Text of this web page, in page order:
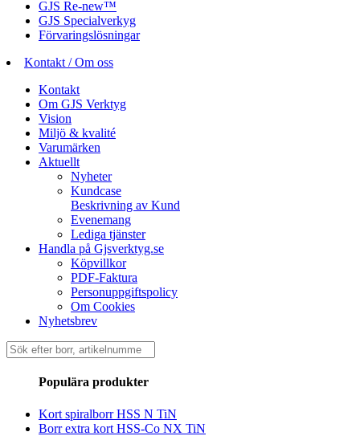
GJS Re-new™
GJS Specialverkyg
Förvaringslösningar
Kontakt / Om oss
Kontakt
Om GJS Verktyg
Vision
Miljö & kvalité
Varumärken
Aktuellt
Nyheter
Kundcase
Beskrivning av Kund
Evenemang
Lediga tjänster
Handla på Gjsverktyg.se
Köpvillkor
PDF-Faktura
Personuppgiftspolicy
Om Cookies
Nyhetsbrev
Sök
efter:
Populära produkter
Kort spiralborr HSS N TiN
Borr extra kort HSS-Co NX TiN